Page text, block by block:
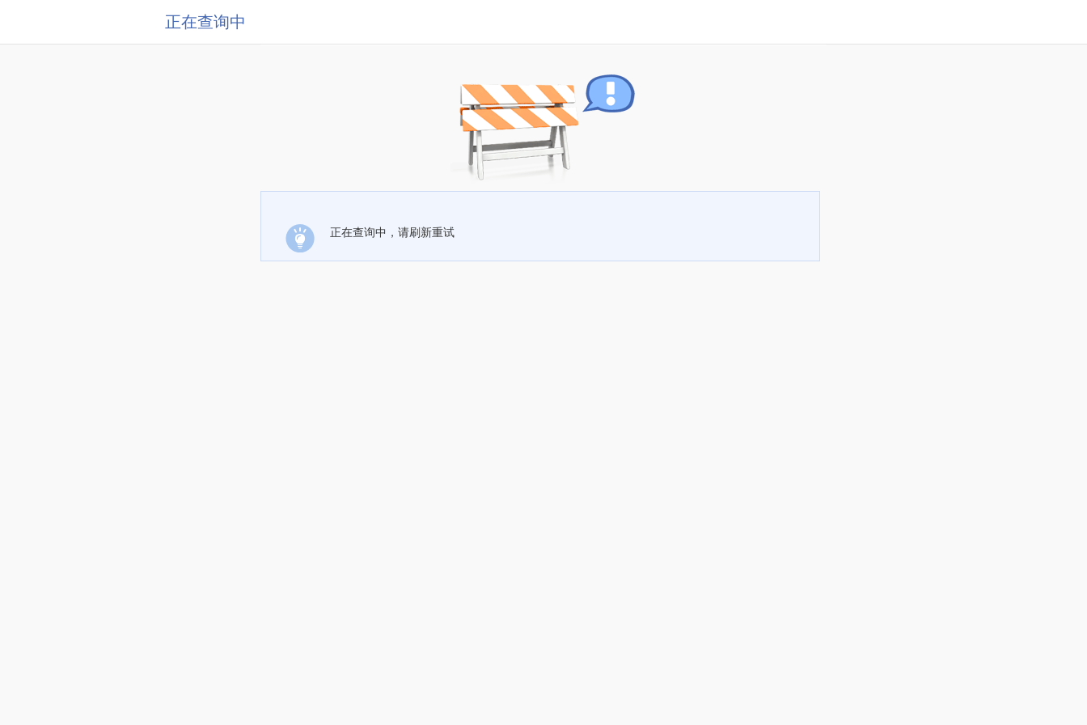
正在查询中
正在查询中，请刷新重试